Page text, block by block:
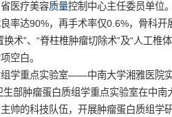
医疗美容质量控制中心主任委员单位
率达90%，再手术率仅0.6%，骨科开
术”、“脊柱椎肿瘤切除术”及“人工椎
空白。
学重点实验室——中南大学湘雅医院
肿瘤蛋白质组学重点实验室在中南
帅的科技队伍，开展肿瘤蛋白质组学